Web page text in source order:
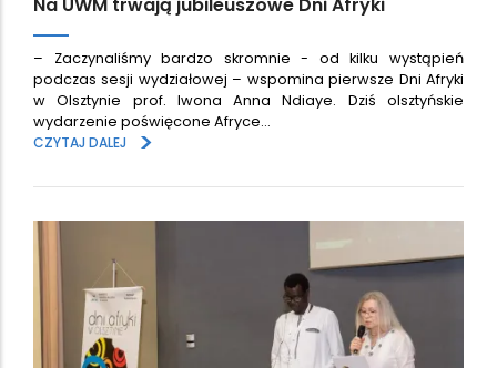
– Zaczynaliśmy bardzo skromnie - od kilku wystąpień
podczas sesji wydziałowej – wspomina pierwsze Dni Afryki
w Olsztynie prof. Iwona Anna Ndiaye. Dziś olsztyńskie
wydarzenie poświęcone Afryce…
CZYTAJ DALEJ
>